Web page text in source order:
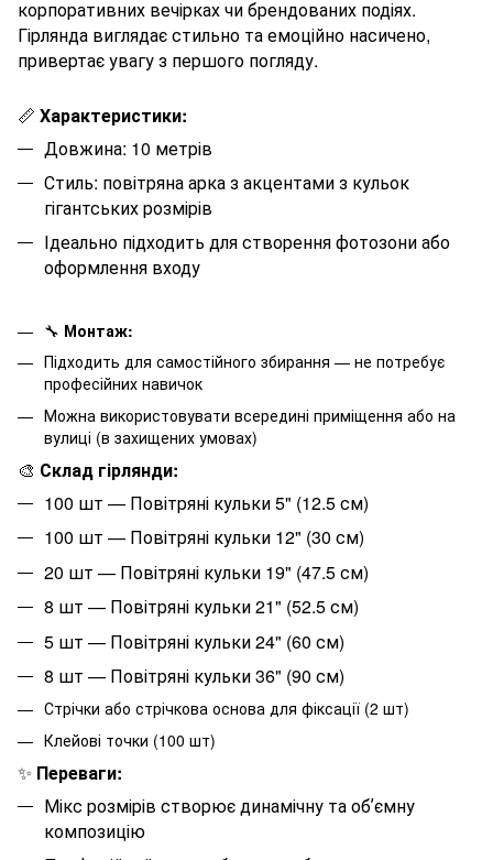
корпоративних вечірках чи брендованих подіях.
Гірлянда виглядає стильно та емоційно насичено,
привертає увагу з першого погляду.
📏 Характеристики:
Довжина: 10 метрів
Стиль: повітряна арка з акцентами з кульок
гігантських розмірів
Ідеально підходить для створення фотозони або
оформлення входу
🔧 Монтаж:
Підходить для самостійного збирання — не потребує
професійних навичок
Можна використовувати всередині приміщення або на
вулиці (в захищених умовах)
🎨 Склад гірлянди:
100 шт — Повітряні кульки 5" (12.5 см)
100 шт — Повітряні кульки 12" (30 см)
20 шт — Повітряні кульки 19" (47.5 см)
8 шт — Повітряні кульки 21" (52.5 см)
5 шт — Повітряні кульки 24" (60 см)
8 шт — Повітряні кульки 36" (90 см)
Стрічки або стрічкова основа для фіксації (2 шт)
Клейові точки (100 шт)
✨ Переваги:
Мікс розмірів створює динамічну та обʼємну
композицію